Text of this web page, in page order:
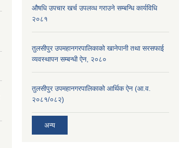
औषधि उपचार खर्च उपलव्ध गराउने सम्बन्धि कार्यविधि
२०८१
तुलसीपुर उपमहानगरपालिकाको खानेपानी तथा सरसफाई
व्यवस्थापन सम्बन्धी ऐन, २०८०
तुलसीपुर उपमहानगरपालिकाको आर्थिक ऐन (आ.व.
२०८१/०८२)
अन्य